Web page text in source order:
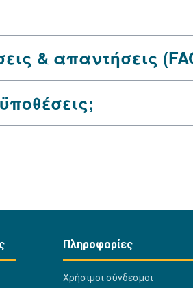
& απαντήσεις
Πληροφορίες
Χρήσιμοι σύνδεσμοι